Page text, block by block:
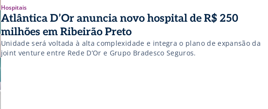
Hospitais
Atlântica D’Or anuncia novo hospital de R$ 250
milhões em Ribeirão Preto
Unidade será voltada à alta complexidade e integra o plano de expansão da
joint venture entre Rede D’Or e Grupo Bradesco Seguros.